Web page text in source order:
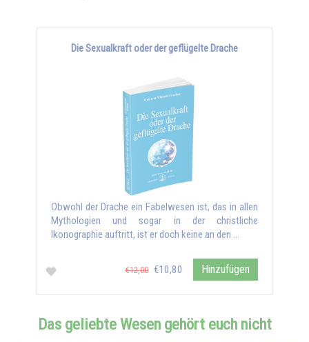
Die Sexualkraft oder der geflügelte Drache
Obwohl der Drache ein Fabelwesen ist, das in allen
Mythologien und sogar in der christliche
Ikonographie auftritt, ist er doch keine an den …
€12,00 €10,80 Hinzufügen
Das geliebte Wesen gehört euch nicht